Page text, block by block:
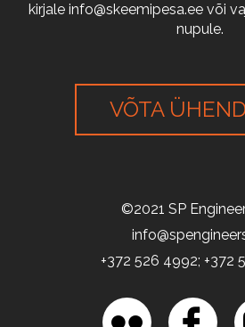
kirjale info@skeemipesa.ee või
nupule.
VÕTA
©2021 SP
+372 526 4992; +372